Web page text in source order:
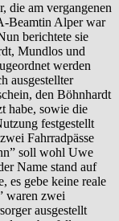
die am vergangenen
Beamtin Alper war
berichtete sie
Mundlos und
werden
ausgestellter
den Böhnhardt
habe, sowie die
festgestellt
Fahrradpässe
soll wohl Uwe
Name stand auf
es gebe keine reale
waren zwei
ausgestellt